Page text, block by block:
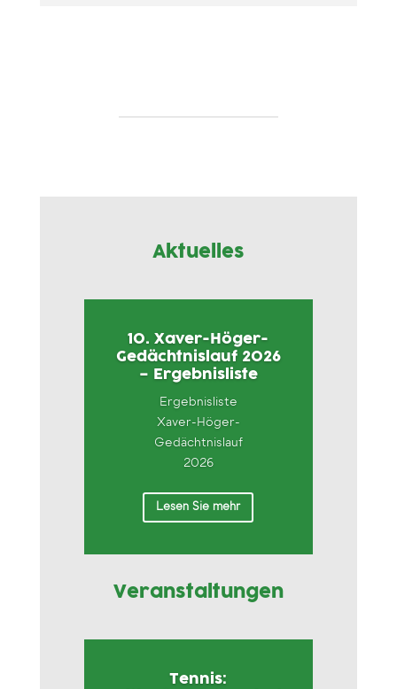
Aktuelles
10. Xaver-Höger-
Gedächtnislauf 2026
– Ergebnisliste
Ergebnisliste
Xaver-Höger-
Gedächtnislauf
2026
Lesen Sie mehr
Veranstaltungen
Tennis: